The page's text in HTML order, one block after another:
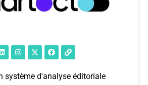
système d'analyse éditoriale